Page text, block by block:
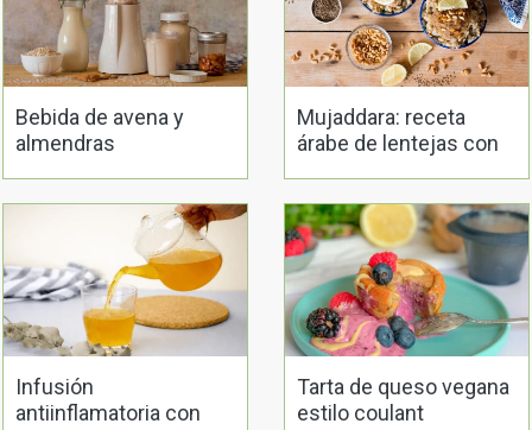
Bebida de avena y
almendras
Mujaddara: receta
árabe de lentejas con
Infusión
antiinflamatoria con
Tarta de queso vegana
estilo coulant